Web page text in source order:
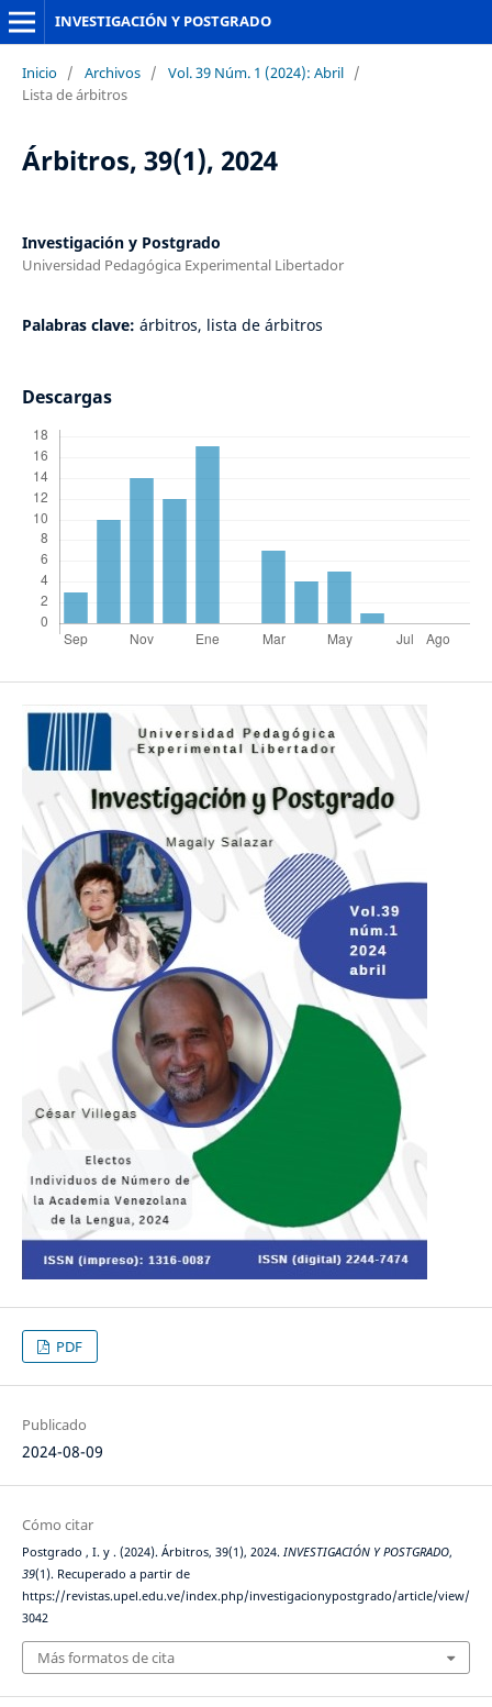
INVESTIGACIÓN Y POSTGRADO
Inicio / Archivos / Vol. 39 Núm. 1 (2024): Abril /
Lista de árbitros
Árbitros, 39(1), 2024
Investigación y Postgrado
Universidad Pedagógica Experimental Libertador
Palabras clave: árbitros, lista de árbitros
Descargas
PDF
Publicado
2024-08-09
Cómo citar
Postgrado , I. y . (2024). Árbitros, 39(1), 2024. INVESTIGACIÓN Y POSTGRADO,
39(1). Recuperado a partir de
https://revistas.upel.edu.ve/index.php/investigacionypostgrado/article/view/
3042
Más formatos de cita